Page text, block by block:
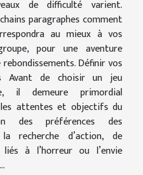
de difficulté varient.
paragraphes comment
au mieux à vos
pour une aventure
Définir vos
Avant de choisir un jeu
il demeure primordial
attentes et objectifs du
des préférences des
recherche d’action, de
à l’horreur ou l’envie